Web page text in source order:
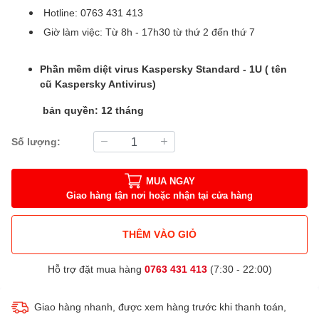
Hotline: 0763 431 413
Giờ làm việc: Từ 8h - 17h30 từ thứ 2 đến thứ 7
Phần mềm diệt virus Kaspersky Standard - 1U ( tên
cũ Kaspersky Antivirus)
bản quyền: 12 tháng
Số lượng:
MUA NGAY
Giao hàng tận nơi hoặc nhận tại cửa hàng
THÊM VÀO GIỎ
Hỗ trợ đặt mua hàng 0763 431 413(7:30 - 22:00)
Giao hàng nhanh, được xem hàng trước khi thanh toán,